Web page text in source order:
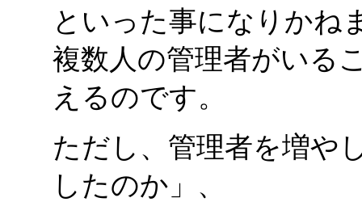
といった事になりかね
複数人の管理者がいる
えるのです。
ただし、管理者を増や
したのか」、